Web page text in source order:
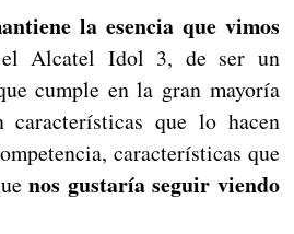
la esencia que vimos
el Alcatel Idol 3, de ser un
cumple en la gran mayoría
características que lo hacen
características que
nos gustaría seguir viendo